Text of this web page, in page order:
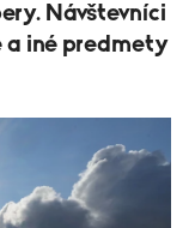
Návštevníci
a iné predmety